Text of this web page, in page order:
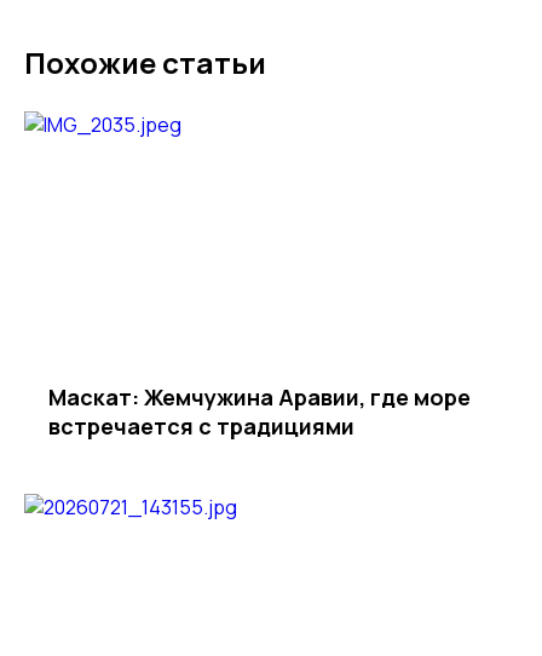
Похожие статьи
Маскат: Жемчужина Аравии, где море
встречается с традициями